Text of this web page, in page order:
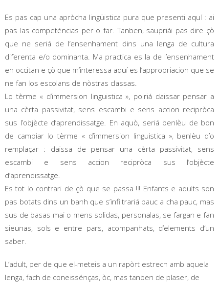
Es pas cap una apròcha lingüistica pura que presenti aquí : ai
pas las competéncias per o far. Tanben, saupriái pas dire çò
que ne seriá de l’ensenhament dins una lenga de cultura
diferenta e/o dominanta. Ma practica es la de l’ensenhament
en occitan e çò que m’interessa aquí es l’appropriacion que se
ne fan los escolans de nòstras classas.
Lo tèrme « d’immersion linguistica », poiriá daissar pensar a
una cèrta passivitat, sens escambi e sens accion recipròca
sus l’objècte d’aprendissatge. En aquò, seriá benlèu de bon
de cambiar lo tèrme « d’immersion linguistica », benlèu d’o
remplaçar : daissa de pensar una cèrta passivitat, sens
escambi e sens accion recipròca sus l’objècte
d’aprendissatge.
Es tot lo contrari de çò que se passa !!! Enfants e adults son
pas botats dins un banh que s’infiltrariá pauc a cha pauc, mas
sus de basas mai o mens solidas, personalas, se fargan e fan
sieunas, sols e entre pars, acompanhats, d’elements d’un
saber.
L’adult, per de que el-meteis a un rapòrt estrech amb aquela
lenga, fach de coneissénças, òc, mas tanben de plaser, de